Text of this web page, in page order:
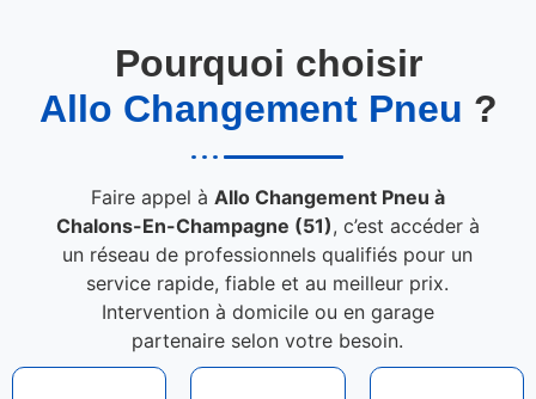
Pourquoi choisir
Allo Changement Pneu ?
Faire appel à Allo Changement Pneu à
Chalons-En-Champagne (51), c’est accéder à
un réseau de professionnels qualifiés pour un
service rapide, fiable et au meilleur prix.
Intervention à domicile ou en garage
partenaire selon votre besoin.